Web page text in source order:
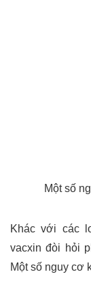
Một số
Khác với các
vacxin đòi hỏi
Một số nguy cơ